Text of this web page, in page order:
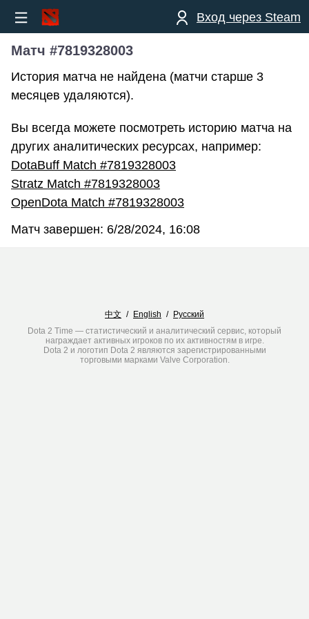
Вход через Steam
Матч #7819328003
История матча не найдена (матчи старше 3
месяцев удаляются).
Вы всегда можете посмотреть историю матча на
других аналитических ресурсах, например:
DotaBuff Match #7819328003
Stratz Match #7819328003
OpenDota Match #7819328003
Матч завершен: 6/28/2024, 16:08
中文 / English / Русский
Dota 2 Time — статистический и аналитический сервис, который
награждает активных игроков по их активностям в игре.
Dota 2 и логотип Dota 2 являются зарегистрированными
торговыми марками Valve Corporation.